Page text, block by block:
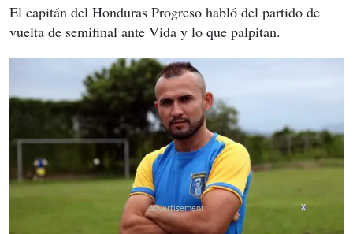
El capitán del Honduras Progreso habló del partido de
vuelta de semifinal ante Vida y lo que palpitan.
X